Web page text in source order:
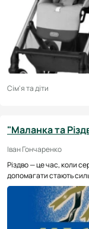
Сім'я та діти
"Маланка та
Іван Гончаренко
Різдво — це час, коли
допомагати стають